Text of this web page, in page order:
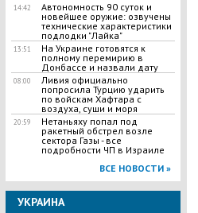
14:42
​Автономность 90 суток и
новейшее оружие: озвучены
технические характеристики
подлодки "Лайка"
13:51
На Украине готовятся к
полному перемирию в
Донбассе и назвали дату
08:00
Ливия официально
попросила Турцию ударить
по войскам Хафтара с
воздуха, суши и моря
20:59
Нетаньяху попал под
ракетный обстрел возле
сектора Газы - все
подробности ЧП в Израиле
ВСЕ НОВОСТИ »
УКРАИНА